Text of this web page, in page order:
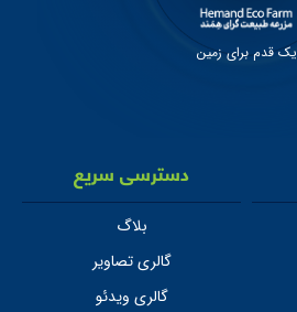
دسترسی سریع
بلاگ
گالری تصاویر
گالری ویدئو
یک قدم برای زمین